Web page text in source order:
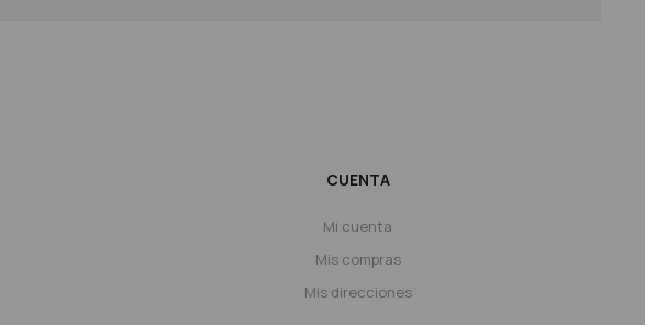
CUENTA
Mi cuenta
Mis compras
Mis direcciones